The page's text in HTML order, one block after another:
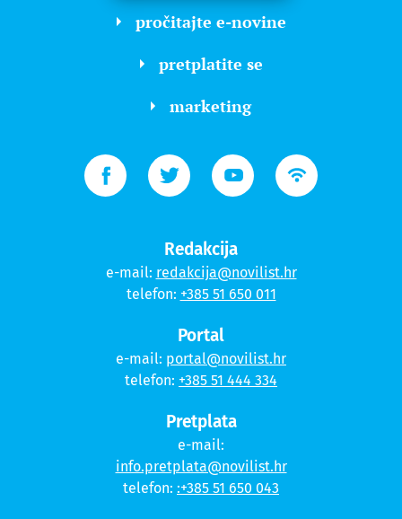
pročitajte e-novine
pretplatite se
marketing
Redakcija
e-mail: redakcija@novilist.hr
telefon: +385 51 650 011
Portal
e-mail: portal@novilist.hr
telefon: +385 51 444 334
Pretplata
e-mail:
info.pretplata@novilist.hr
telefon: :+385 51 650 043